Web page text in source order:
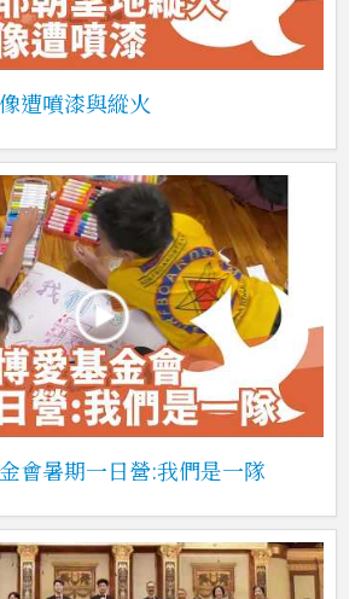
遭噴漆與縱火
會暑期一日營:我們是一隊